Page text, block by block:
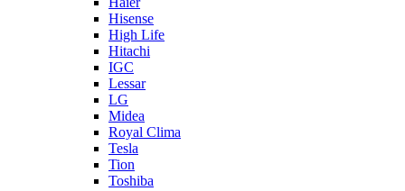
Hisense
High Life
Hitachi
IGC
Lessar
LG
Midea
Royal Clima
Tesla
Tion
Toshiba